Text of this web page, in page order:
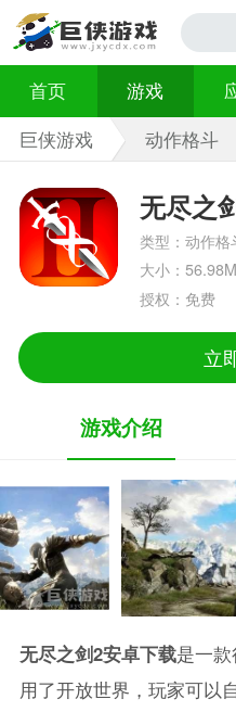
首页 游戏
巨侠游戏
动作格斗
无尽之
类型：动作格
大小：56.98M
授权：免费
立
游戏介绍
无尽之剑2安卓下载是一
用了开放世界，玩家可以